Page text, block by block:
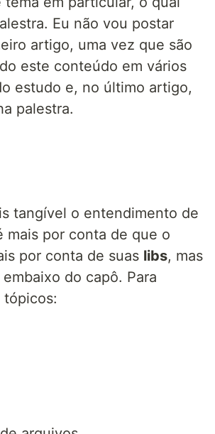
Eu não vou postar
artigo, uma vez que são
este conteúdo em vários
estudo e, no último artigo,
palestra.
tangível o entendimento de
por conta de que o
por conta de suas libs, mas
do capô. Para
tópicos: